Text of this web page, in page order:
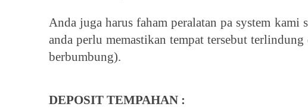
Anda juga harus faham peralatan pa system kami
anda perlu memastikan tempat tersebut
berbumbung).
DEPOSIT TEMPAHAN :